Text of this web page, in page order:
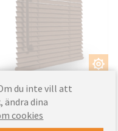
ANPASSA.
25mm
produkt
DIY icke-invasiv
du inte vill att
ändra dina
cookies